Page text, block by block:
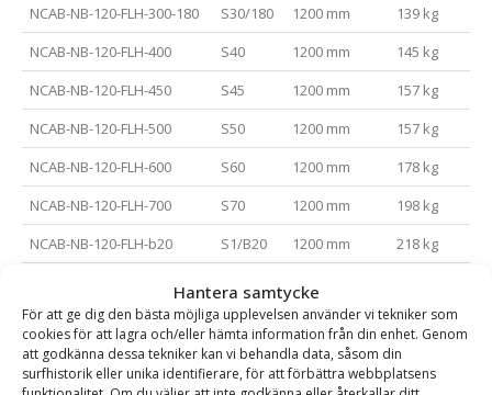
Hantera samtycke
För att ge dig den bästa möjliga upplevelsen använder vi tekniker som
cookies för att lagra och/eller hämta information från din enhet. Genom
att godkänna dessa tekniker kan vi behandla data, såsom din
surfhistorik eller unika identifierare, för att förbättra webbplatsens
NCAB-NB-120-FLH-300-180
S30/180 1200 mm
139 kg
NCAB-NB-120-FLH-400
S40 1200 mm
145 kg
NCAB-NB-120-FLH-450
S45 1200 mm
157 kg
NCAB-NB-120-FLH-500
S50 1200 mm
157 kg
NCAB-NB-120-FLH-600
S60 1200 mm
178 kg
NCAB-NB-120-FLH-700
S70 1200 mm
198 kg
NCAB-NB-120-FLH-b20
S1/B20 1200 mm
218 kg
NCAB-NB-150-FLH-300-180
S30/180 1500 mm
163 kg
NCAB-NB-150-FLH-400
S40 1500 mm
169 kg